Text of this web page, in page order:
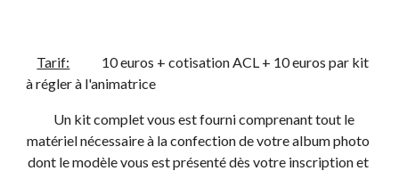
Tarif:
            10 euros + cotisation ACL + 10 euros par kit
à régler à l'animatrice
matériel nécessaire à la confection de votre album photo
dont le modèle vous est présenté dès votre inscription et